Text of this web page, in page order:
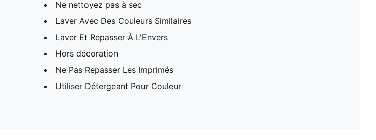
Ne nettoyez pas à sec
Laver Avec Des Couleurs Similaires
Laver Et Repasser À L'Envers
Hors décoration
Ne Pas Repasser Les Imprimés
Utiliser Détergeant Pour Couleur